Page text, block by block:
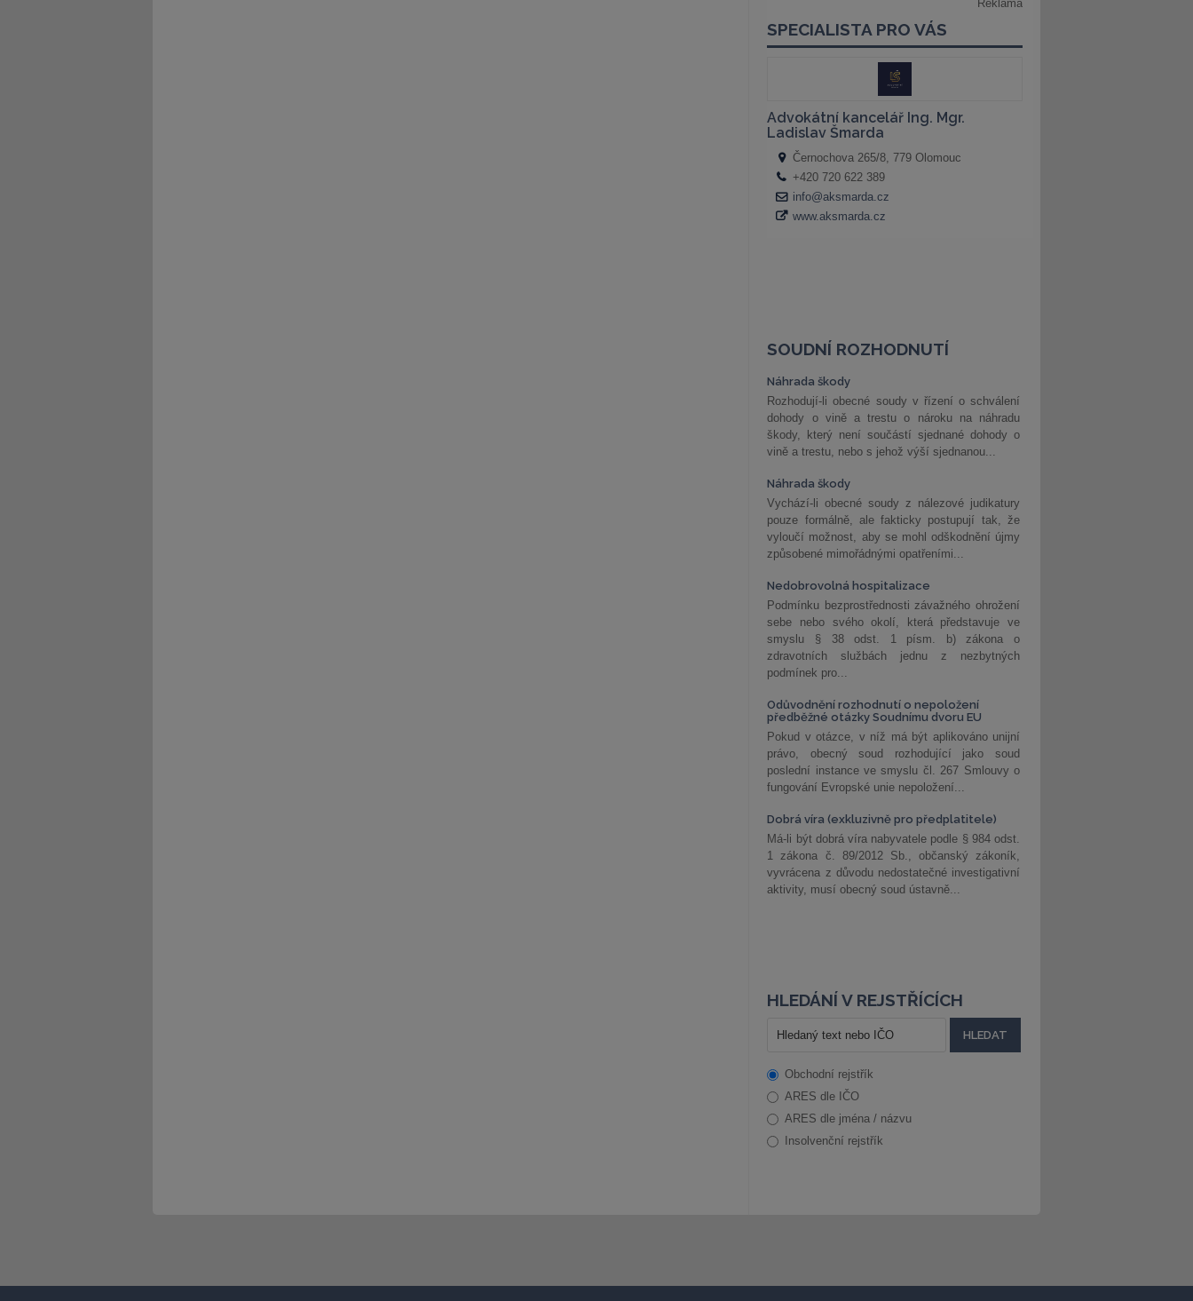
SOUDNÍ ROZHODNUTÍ
Náhrada škody
Rozhodují-li obecné soudy v řízení o schválení
dohody o vině a trestu o nároku na náhradu
škody, který není součástí sjednané dohody o
vině a trestu, nebo s jehož výší sjednanou...
Náhrada škody
Vychází-li obecné soudy z nálezové judikatury
pouze formálně, ale fakticky postupují tak, že
vyloučí možnost, aby se mohl odškodnění újmy
způsobené mimořádnými opatřeními...
Nedobrovolná hospitalizace
Podmínku bezprostřednosti závažného ohrožení
sebe nebo svého okolí, která představuje ve
smyslu § 38 odst. 1 písm. b) zákona o
zdravotních službách jednu z nezbytných
podmínek pro...
Odůvodnění rozhodnutí o nepoložení
předběžné otázky Soudnímu dvoru EU
Pokud v otázce, v níž má být aplikováno unijní
právo, obecný soud rozhodující jako soud
poslední instance ve smyslu čl. 267 Smlouvy o
fungování Evropské unie nepoložení...
Dobrá víra (exkluzivně pro předplatitele)
Má-li být dobrá víra nabyvatele podle § 984 odst.
1 zákona č. 89/2012 Sb., občanský zákoník,
vyvrácena z důvodu nedostatečné investigativní
aktivity, musí obecný soud ústavně...
HLEDÁNÍ V REJSTŘÍCÍCH
Obchodní rejstřík
ARES dle IČO
ARES dle jména / názvu
Insolvenční rejstřík